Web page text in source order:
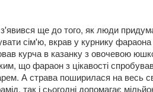
з'явився ще до того, як люди
сім'ю, вкрав у курнику фараона
курча в казанку з овочевою
що фараон з цікавості
А страва поширилася на весь
так і сьогодні допомагає